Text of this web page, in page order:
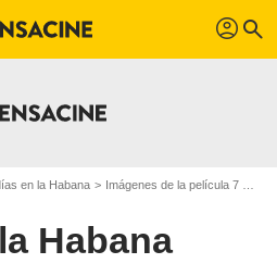
profil search
en la Habana Imágenes de la película 7 días en la Habana
Habana